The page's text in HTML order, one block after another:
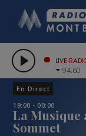
LIVE
94.60
En Direct
19:00 - 00:00
La Musique
Sommet